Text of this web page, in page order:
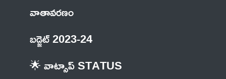
వాతావరణం
బడ్జెట్ 2023-24
🌟 వాట్సాప్ STATUS